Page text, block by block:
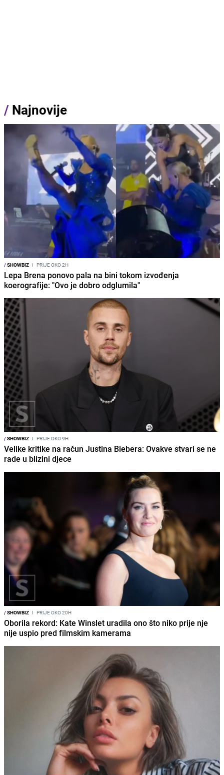
/ Najnovije
/SHOWBIZ I PRIJE OKO 2H
Lepa Brena ponovo pala na bini tokom izvođenja
koerografije: "Ovo je dobro odglumila"
/SHOWBIZ I PRIJE OKO 9H
Velike kritike na račun Justina Biebera: Ovakve stvari se ne
rade u blizini djece
/SHOWBIZ I PRIJE OKO 20H
Oborila rekord: Kate Winslet uradila ono što niko prije nje
nije uspio pred filmskim kamerama